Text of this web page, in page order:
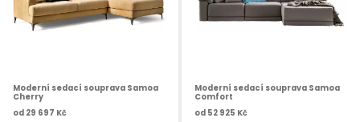
Moderní sedací souprava Samoa
Cherry
od 29 697 Kč
Moderní sedací souprava Samoa
Comfort
od 52 925 Kč